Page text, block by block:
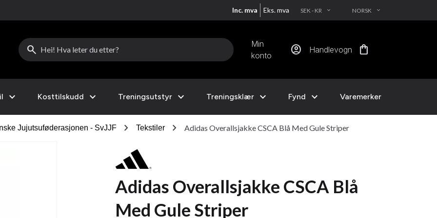
Inc. mva Eks. mva SEK - KR EXPAND_MORE NORSK EXPAND_MORE
search
Min
konto
account_circle Handlevogn shopping_bag
expand_more Kosttilskudd expand_more Treningsutstyr expand_more Treningsklær expand_more Fynd expand_more Varemerker
Jujutsuføderasjonen - SvJJF chevron_right Tekstiler chevron_right Adidas Overallsjakke CSCA Blå Med Gule Striper
Adidas Overallsjakke CSCA Blå
Med Gule Striper